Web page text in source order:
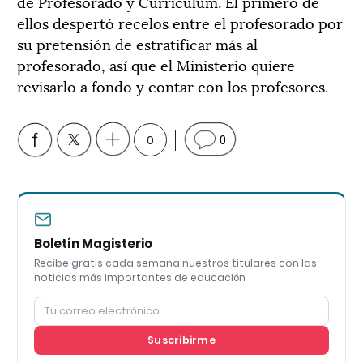
ellos despertó recelos entre el profesorado por
su pretensión de estratificar más al
profesorado, así que el Ministerio quiere
revisarlo a fondo y contar con los profesores.
0 0
Boletín Magisterio
Recibe gratis cada semana nuestros titulares con las
noticias más importantes de educación
Suscribirme